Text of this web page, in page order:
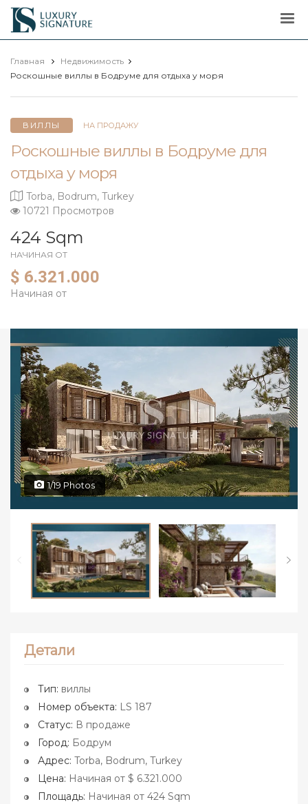
Luxury
Signature
Главная
Недвижимость
Роскошные виллы в Бодруме для отдыха у моря
ВИЛЛЫ НА ПРОДАЖУ
Роскошные виллы в Бодруме для
отдыха у моря
Torba, Bodrum, Turkey
10721 Просмотров
424 Sqm
НАЧИНАЯ ОТ
$ 6.321.000
Начиная от
1/19 Photos
Детали
Тип: виллы
Номер объекта: LS 187
Статус: В продаже
Город: Бодрум
Адрес: Torba, Bodrum, Turkey
Цена: Начиная от $ 6.321.000
Площадь: Начиная от 424 Sqm